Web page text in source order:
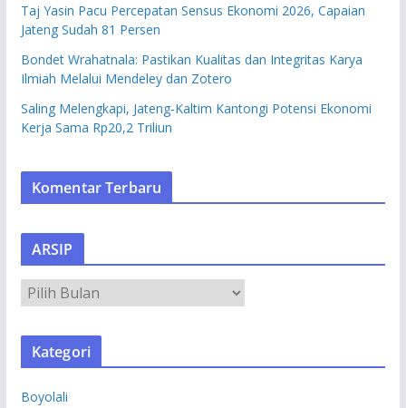
Taj Yasin Pacu Percepatan Sensus Ekonomi 2026, Capaian
Jateng Sudah 81 Persen
Bondet Wrahatnala: Pastikan Kualitas dan Integritas Karya
Ilmiah Melalui Mendeley dan Zotero
Saling Melengkapi, Jateng-Kaltim Kantongi Potensi Ekonomi
Kerja Sama Rp20,2 Triliun
Komentar Terbaru
ARSIP
R
S
Kategori
Boyolali